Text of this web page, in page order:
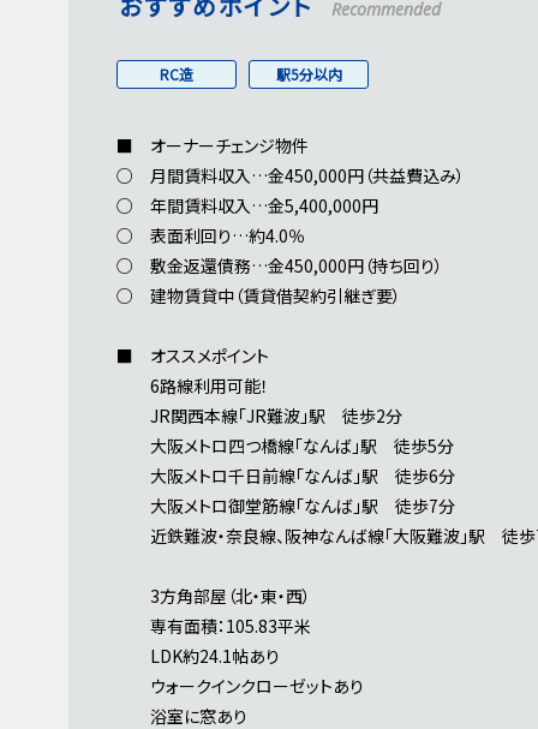
Recommended
RC造 駅5分以内
■ オーナーチェンジ物件
○ 月間賃料収入…金450,000円（共益費込み）
○ 年間賃料収入…金5,400,000円
○ 表面利回り…約4.0％
○ 敷金返還債務…金450,000円（持ち回り）
○ 建物賃貸中（賃貸借契約引継ぎ要）
■ オススメポイント
6路線利用可能！
JR関西本線「JR難波」駅 徒歩2分
大阪メトロ四つ橋線「なんば」駅 徒歩5分
大阪メトロ千日前線「なんば」駅 徒歩6分
大阪メトロ御堂筋線「なんば」駅 徒歩7分
近鉄難波・奈良線、阪神なんば線「大阪難波」駅 徒
3方角部屋（北・東・西）
専有面積：105.83平米
LDK約24.1帖あり
ウォークインクローゼットあり
浴室に窓あり